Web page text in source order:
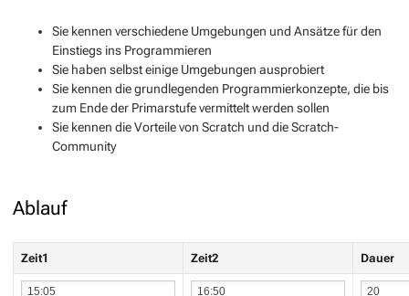
Sie kennen verschiedene Umgebungen und Ansätze für den
Einstiegs ins Programmieren
Sie haben selbst einige Umgebungen ausprobiert
Sie kennen die grundlegenden Programmierkonzepte, die bis
zum Ende der Primarstufe vermittelt werden sollen
Sie kennen die Vorteile von Scratch und die Scratch-
Community
Ablauf
Zeit1 Zeit2 Dauer